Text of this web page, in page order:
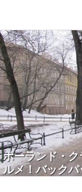
ポーランド・
ルメ！バック